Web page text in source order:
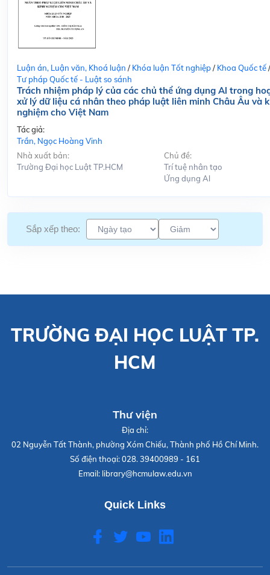
Luận án, Luận văn, Khoá luận / Khóa luận Tốt nghiệp/ Khoa Quốc tế/
Tư pháp Quốc tế - Luật so sánh
Trách nhiệm pháp lý của các chủ thể ứng dụng Al trong
xử lý dữ liệu cá nhân theo pháp luật liên minh Châu Âu và
nghiệm cho Việt Nam
Tác giả:
Trần, Ngọc Hoàng Vinh
Nhà xuất bản:
Trường Đại học Luật TP.HCM
Chủ đề:
Trí tuệ nhân tạo
Ứng dụng Al
Sắp xếp theo:
TRƯỜNG ĐẠI HỌC LUẬT TP.
HCM
Thư viện
Địa chỉ:
02 Nguyễn Tất Thành, phường Xóm Chiếu, Thành phố Hồ Chí Minh.
Số điện thoại:028. 39400989 - 161
Email: library@hcmulaw.edu.vn
Quick Links